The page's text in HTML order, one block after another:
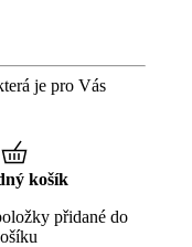
je pro Vás
košík
přidané do